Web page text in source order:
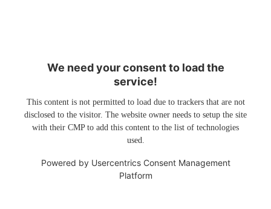
We need your consent to load the
service!
This content is not permitted to load due to trackers that are not
disclosed to the visitor. The website owner needs to setup the site
with their CMP to add this content to the list of technologies
used.
Powered by Usercentrics Consent Management
Platform